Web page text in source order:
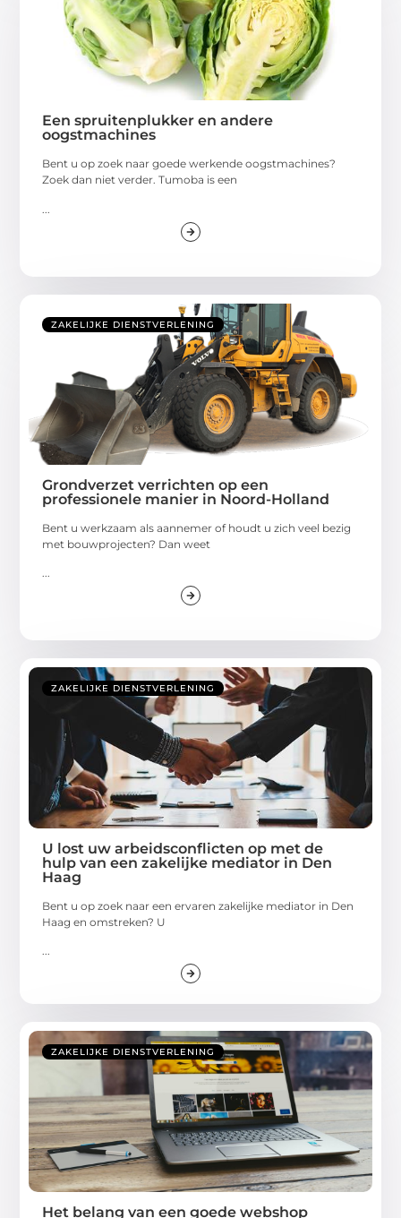
Een spruitenplukker en andere
oogstmachines
Bent u op zoek naar goede werkende oogstmachines?
Zoek dan niet verder. Tumoba is een
ZAKELIJKE DIENSTVERLENING
Grondverzet verrichten op een
professionele manier in Noord-Holland
Bent u werkzaam als aannemer of houdt u zich veel bezig
met bouwprojecten? Dan weet
ZAKELIJKE DIENSTVERLENING
U lost uw arbeidsconflicten op met de
hulp van een zakelijke mediator in Den
Haag
Bent u op zoek naar een ervaren zakelijke mediator in Den
Haag en omstreken? U
...
ZAKELIJKE DIENSTVERLENING
Het belang van een goede webshop